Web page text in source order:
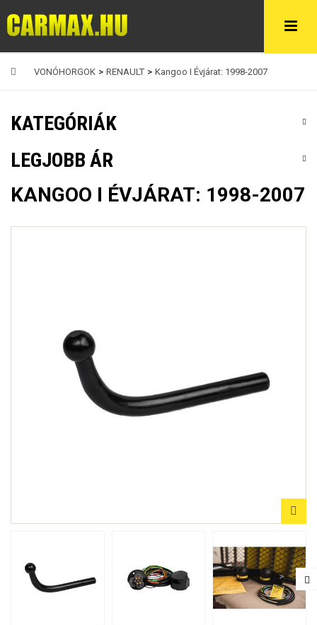
VONÓHORGOK > RENAULT > Kangoo I Évjárat: 1998-2007
KATEGÓRIÁK
LEGJOBB ÁR
KANGOO I ÉVJÁRAT: 1998-2007